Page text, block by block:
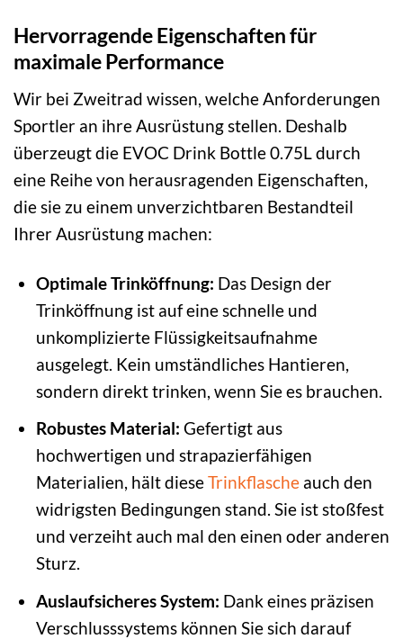
Hervorragende Eigenschaften für
maximale Performance
Wir bei Zweitrad wissen, welche Anforderungen
Sportler an ihre Ausrüstung stellen. Deshalb
überzeugt die EVOC Drink Bottle 0.75L durch
eine Reihe von herausragenden Eigenschaften,
die sie zu einem unverzichtbaren Bestandteil
Ihrer Ausrüstung machen:
Optimale Trinköffnung: Das Design der
Trinköffnung ist auf eine schnelle und
unkomplizierte Flüssigkeitsaufnahme
ausgelegt. Kein umständliches Hantieren,
sondern direkt trinken, wenn Sie es brauchen.
Robustes Material: Gefertigt aus
hochwertigen und strapazierfähigen
Materialien, hält dieseTrinkflascheauch den
widrigsten Bedingungen stand. Sie ist stoßfest
und verzeiht auch mal den einen oder anderen
Sturz.
Auslaufsicheres System: Dank eines präzisen
Verschlusssystems können Sie sich darauf